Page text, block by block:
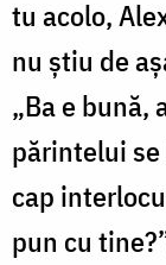
tu acolo,
nu ştiu de
„Ba e bună,
părintelui
cap
pun cu